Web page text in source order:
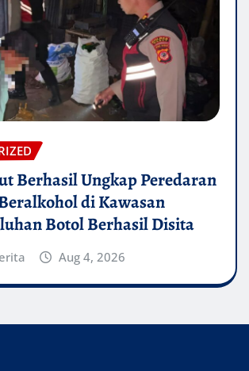
Berhasil Ungkap Peredaran
di Kawasan
Botol Berhasil Disita
Aug 4, 2026